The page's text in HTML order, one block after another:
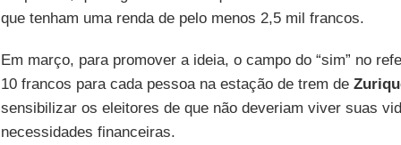
que tenham uma renda de pelo menos 2,5 mil francos.
Em março, para promover a ideia, o campo do “sim” no
10 francos para cada pessoa na estação de trem de
sensibilizar os eleitores de que não deveriam viver suas
necessidades financeiras.